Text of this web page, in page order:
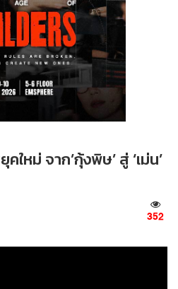
หม่ จาก’กุ้งพิษ’ สู่ ‘เม่น’
352